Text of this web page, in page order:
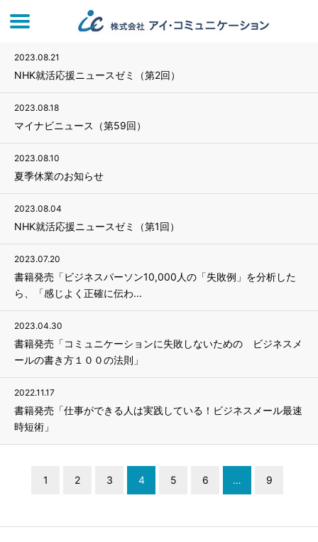
2023.08.21
NHK就活応援ニュースゼミ（第2回）
2023.08.18
マイナビニュース（第59回）
2023.08.10
夏季休業のお知らせ
2023.08.04
NHK就活応援ニュースゼミ（第1回）
2023.07.20
書籍発売「ビジネスパーソン10,000人の「失敗例」を分析した
ら、「感じよく正確に伝わ...
2023.04.30
書籍発売「コミュニケーションに失敗しないための ビジネスメ
ールの書き方１００の法則」
2022.11.17
書籍発売「仕事ができる人は実践している！ビジネスメール最速
時短術」
1 2 3 4 5 6 … 9